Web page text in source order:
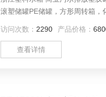
滚塑储罐PE储罐，方形周转箱，
访问次数： 2290 产品价格：
查看详情